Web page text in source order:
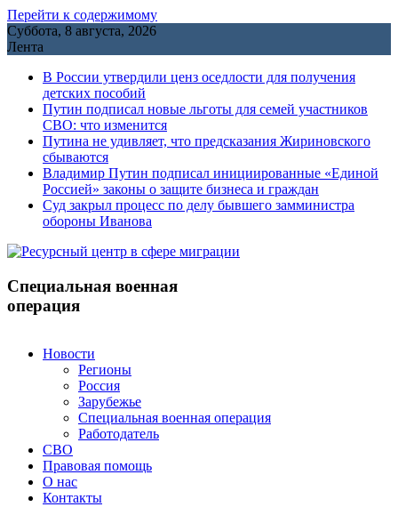
Перейти к содержимому
Суббота, 8 августа, 2026
Лента
В России утвердили ценз оседлости для получения
детских пособий
Путин подписал новые льготы для семей участников
СВО: что изменится
Путина не удивляет, что предсказания Жириновского
сбываются
Владимир Путин подписал инициированные «Единой
Россией» законы о защите бизнеса и граждан
Cуд закрыл процесс по делу бывшего замминистра
обороны Иванова
Специальная военная
операция
Новости
Регионы
Россия
Зарубежье
Специальная военная операция
Работодатель
СВО
Правовая помощь
О нас
Контакты